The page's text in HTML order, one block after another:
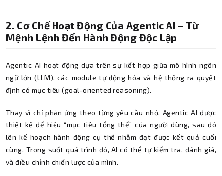
2. Cơ Chế Hoạt Động Của Agentic AI – Từ
Mệnh Lệnh Đến Hành Động Độc Lập
Agentic AI hoạt động dựa trên sự kết hợp giữa mô hình ngôn
ngữ lớn (LLM), các module tự động hóa và hệ thống ra quyết
định có mục tiêu (goal-oriented reasoning).
Thay vì chỉ phản ứng theo từng yêu cầu nhỏ, Agentic AI được
thiết kế để hiểu “mục tiêu tổng thể” của người dùng, sau đó
lên kế hoạch hành động cụ thể nhằm đạt được kết quả cuối
cùng. Trong suốt quá trình đó, AI có thể tự kiểm tra, đánh giá,
và điều chỉnh chiến lược của mình.